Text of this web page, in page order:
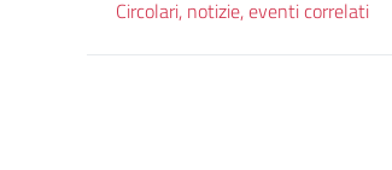
Circolari, notizie, eventi correlati